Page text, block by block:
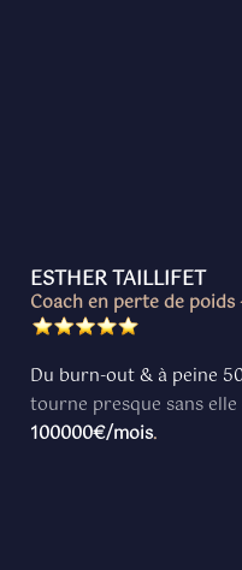
ESTHER TAILLIFET
Coach en perte de
Du burn-out & à peine
tourne presque sans elle
100000€/mois.